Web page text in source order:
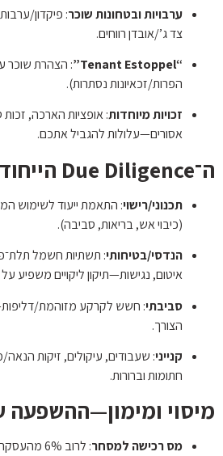
ערבויות ובטחונות שוכר: פיקדון/
צד ג’/אובדן רווחים.
“Tenant Estoppel”
: הצהרת שוכר
הפרות/זכאיונות נסתרות).
זכויות מיוחדות: אופציות הארכה,
אסורים—עלולות להגביל אתכם.
ה־Due Diligence הייחודי למסחר
תכנוני/רישוי: התאמת ייעוד לשימוש
(כיבוי אש, בריאות, סביבה).
הנדסי/בטיחותי: תשתיות חשמל
איטום, נגישות—תיקון ליקויים משפיע
סביבתי: חשש לקרקע מזוהמת/
הצורך.
קנייני: שעבודים, עיקולים, זיקות
חתומות וברורות.
מיסוי ומימון—ההשפעה
מס רכישה למסחר
: לרוב